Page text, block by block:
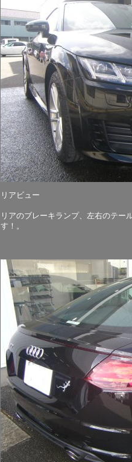
リアビュー
リアのブレーキランプ、左右のテー
す！。